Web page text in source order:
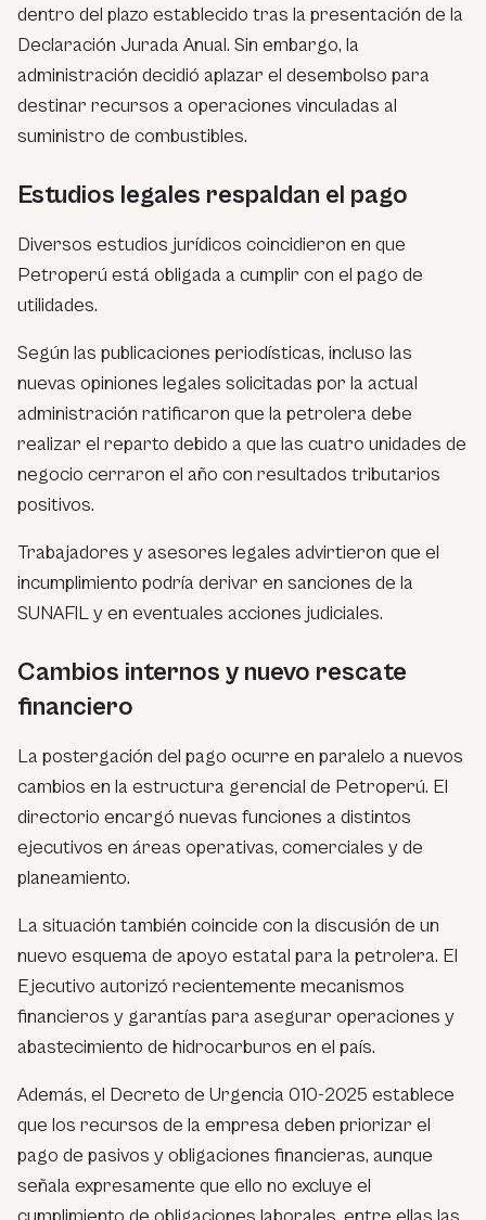
dentro del plazo establecido tras la presentación de la
Declaración Jurada Anual. Sin embargo, la
administración decidió aplazar el desembolso para
destinar recursos a operaciones vinculadas al
suministro de combustibles.
Estudios legales respaldan el pago
Diversos estudios jurídicos coincidieron en que
Petroperú está obligada a cumplir con el pago de
utilidades.
Según las publicaciones periodísticas, incluso las
nuevas opiniones legales solicitadas por la actual
administración ratificaron que la petrolera debe
realizar el reparto debido a que las cuatro unidades de
negocio cerraron el año con resultados tributarios
positivos.
Trabajadores y asesores legales advirtieron que el
incumplimiento podría derivar en sanciones de la
SUNAFIL y en eventuales acciones judiciales.
Cambios internos y nuevo rescate
financiero
La postergación del pago ocurre en paralelo a nuevos
cambios en la estructura gerencial de Petroperú. El
directorio encargó nuevas funciones a distintos
ejecutivos en áreas operativas, comerciales y de
planeamiento.
La situación también coincide con la discusión de un
nuevo esquema de apoyo estatal para la petrolera. El
Ejecutivo autorizó recientemente mecanismos
financieros y garantías para asegurar operaciones y
abastecimiento de hidrocarburos en el país.
Además, el Decreto de Urgencia 010-2025 establece
que los recursos de la empresa deben priorizar el
pago de pasivos y obligaciones financieras, aunque
señala expresamente que ello no excluye el